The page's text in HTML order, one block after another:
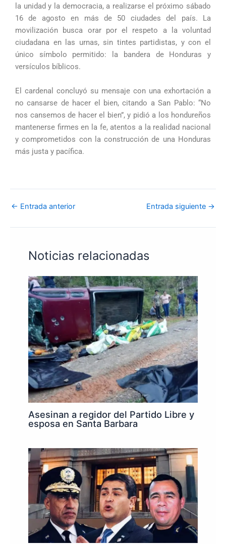
la unidad y la democracia, a realizarse el próximo sábado
16 de agosto en más de 50 ciudades del país. La
movilización busca orar por el respeto a la voluntad
ciudadana en las urnas, sin tintes partidistas, y con el
único símbolo permitido: la bandera de Honduras y
versículos bíblicos.
El cardenal concluyó su mensaje con una exhortación a
no cansarse de hacer el bien, citando a San Pablo: “No
nos cansemos de hacer el bien”, y pidió a los hondureños
mantenerse firmes en la fe, atentos a la realidad nacional
y comprometidos con la construcción de una Honduras
más justa y pacífica.
← Entrada anterior Entrada siguiente →
Noticias relacionadas
Asesinan a regidor del Partido Libre y
esposa en Santa Barbara